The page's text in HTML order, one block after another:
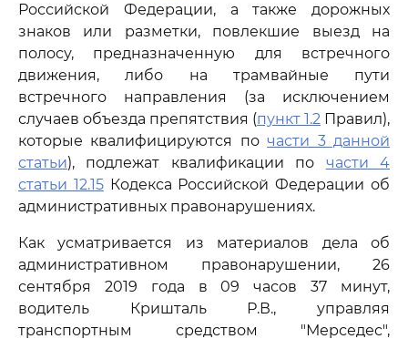
Российской Федерации, а также дорожных
знаков или разметки, повлекшие выезд на
полосу, предназначенную для встречного
движения, либо на трамвайные пути
встречного направления (за исключением
случаев объезда препятствия (пункт 1.2 Правил),
которые квалифицируются почасти 3 данной
статьи), подлежат квалификации по части 4
статьи 12.15Кодекса Российской Федерации об
административных правонарушениях.
Как усматривается из материалов дела об
административном правонарушении, 26
сентября 2019 года в 09 часов 37 минут,
водитель Кришталь Р.В., управляя
транспортным средством "Мерседес",